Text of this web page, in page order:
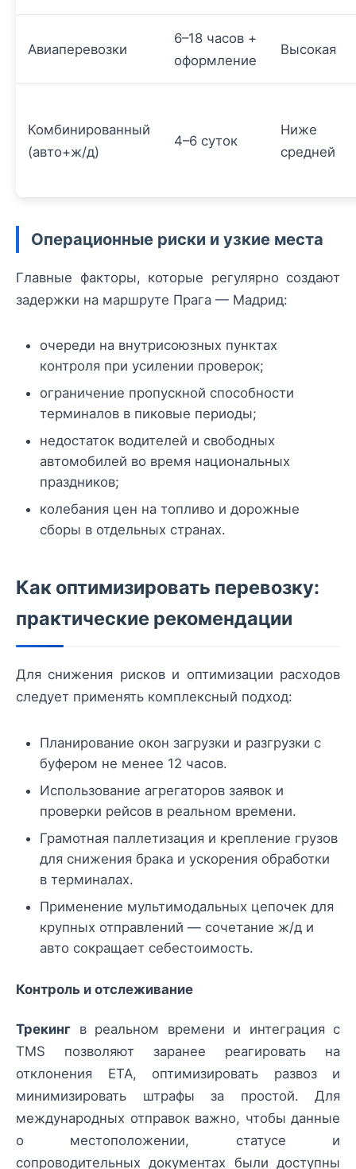
Авиаперевозки
6–18 часов +
оформление
Высокая
Комбинированный
(авто+ж/д)
4–6 суток
Ниже
средней
Операционные риски и узкие места
Главные факторы, которые регулярно создают
задержки на маршруте Прага — Мадрид:
очереди на внутрисоюзных пунктах
контроля при усилении проверок;
ограничение пропускной способности
терминалов в пиковые периоды;
недостаток водителей и свободных
автомобилей во время национальных
праздников;
колебания цен на топливо и дорожные
сборы в отдельных странах.
Как оптимизировать перевозку:
практические рекомендации
Для снижения рисков и оптимизации расходов
следует применять комплексный подход:
Планирование окон загрузки и разгрузки с
буфером не менее 12 часов.
Использование агрегаторов заявок и
проверки рейсов в реальном времени.
Грамотная паллетизация и крепление грузов
для снижения брака и ускорения обработки
в терминалах.
Применение мультимодальных цепочек для
крупных отправлений — сочетание ж/д и
авто сокращает себестоимость.
Контроль и отслеживание
Трекинг в реальном времени и интеграция с
TMS позволяют заранее реагировать на
отклонения ETA, оптимизировать развоз и
минимизировать штрафы за простой. Для
международных отправок важно, чтобы данные
о местоположении, статусе и
сопроводительных документах были доступны